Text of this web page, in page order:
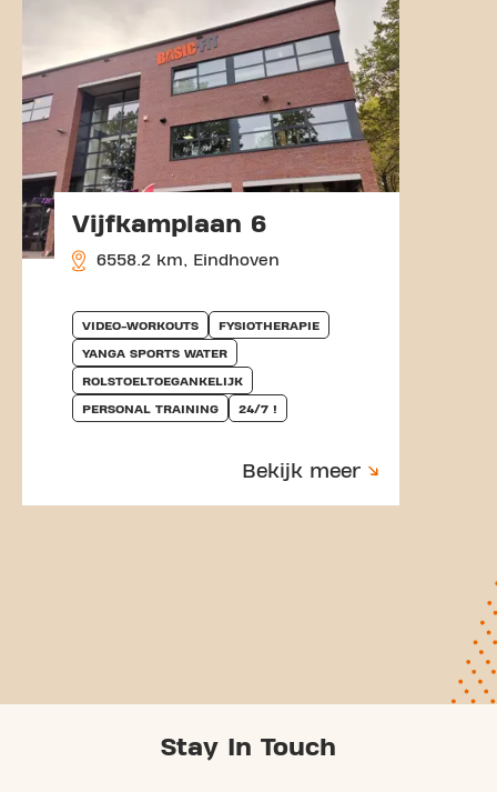
Vijfkamplaan 6
6558.2 km, Eindhoven
VIDEO-WORKOUTS FYSIOTHERAPIE
YANGA SPORTS WATER
ROLSTOELTOEGANKELIJK
PERSONAL TRAINING 24/7 !
Bekijk meer
Stay In Touch